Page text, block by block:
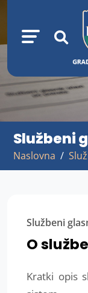
Službeni
Naslovna
Službeni
O
Kratki opis